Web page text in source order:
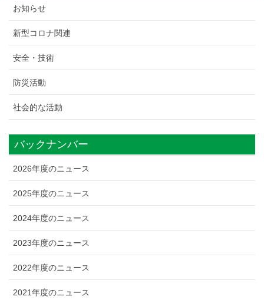
お知らせ
新型コロナ関連
安全・技術
防災活動
社会的な活動
バックナンバー
2026年度のニュース
2025年度のニュース
2024年度のニュース
2023年度のニュース
2022年度のニュース
2021年度のニュース